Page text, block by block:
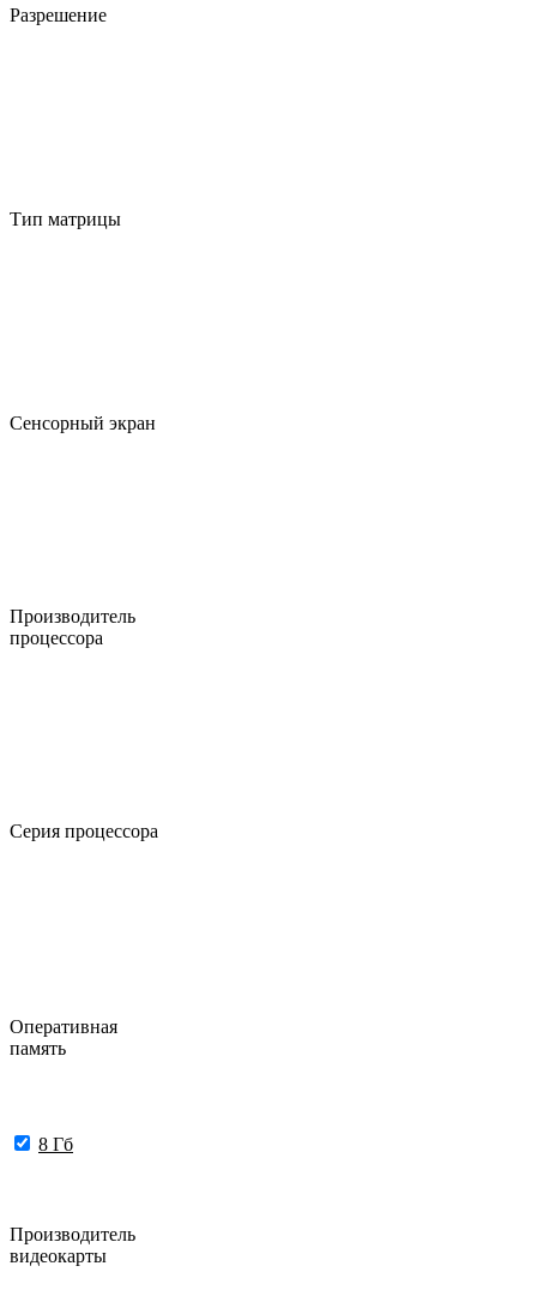
Разрешение
Тип матрицы
Сенсорный экран
Производитель
процессора
Серия процессора
Оперативная
память
8 Гб
Производитель
видеокарты